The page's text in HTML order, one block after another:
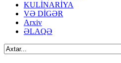
KULİNARİYA
VƏ DİGƏR
Arxiv
ƏLAQƏ